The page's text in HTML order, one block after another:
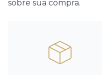
sobre sua compra.